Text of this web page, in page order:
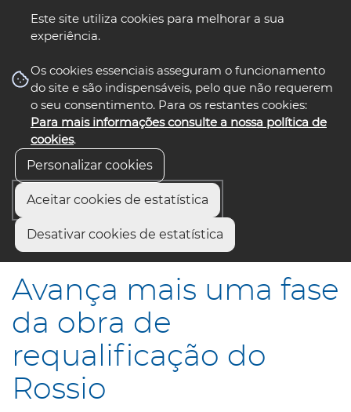
Este site utiliza cookies para melhorar a sua
experiência.
Os cookies essenciais asseguram o funcionamento
do site e são indispensáveis, pelo que não requerem
o seu consentimento. Para os restantes cookies:
Para mais informações consulte a nossa política de
cookies.
Personalizar cookies
Aceitar cookies de estatística
Desativar cookies de estatística
nos select language
Início
Avança mais uma fase da obra de requalificação do Rossio
Avança mais uma fase
da obra de
requalificação do
Rossio